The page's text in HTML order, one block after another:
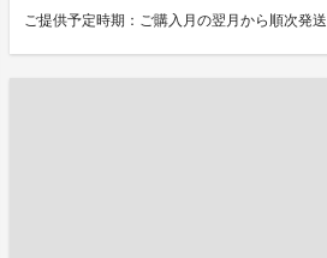
ご提供予定時期：ご購入月の翌月から順次発送